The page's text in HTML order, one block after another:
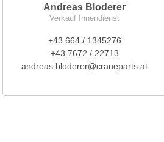
Andreas Bloderer
Verkauf Innendienst
+43 664 / 1345276
+43 7672 / 22713
andreas.bloderer@craneparts.at